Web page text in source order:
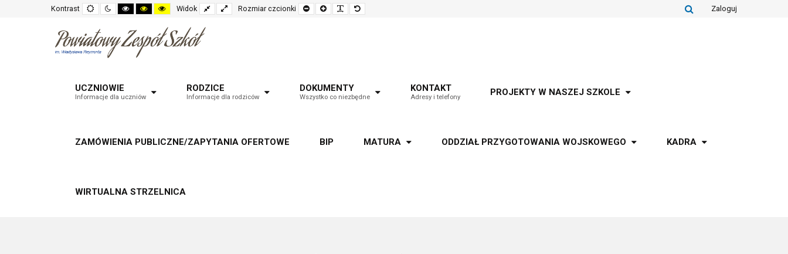
Kontrast
Default
mode
Night
mode
High
contrast
white
mode
High
contrast
yellow
mode
High
contrast
black
mode
Widok
Fixed
layout
Wide
layout
Rozmiar czcionki
Set
smaller
Set
larger
Make
font
Set
default
Zaloguj
UCZNIOWIE
Informacje dla uczniów
RODZICE
Informacje dla rodziców
DOKUMENTY
Wszystko co niezbędne
KONTAKT
Adresy i telefony PROJEKTY W NASZEJ SZKOLE
ZAMÓWIENIA PUBLICZNE/ZAPYTANIA OFERTOWE BIP MATURA ODDZIAŁ PRZYGOTOWANIA WOJSKOWEGO KADRA
WIRTUALNA STRZELNICA